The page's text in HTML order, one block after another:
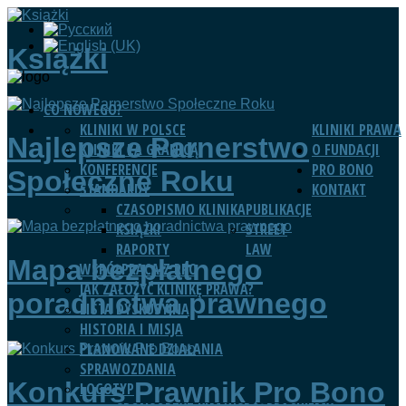
CO NOWEGO?
KLINIKI PRAWA
KLINIKI W POLSCE
KLINIKI ZA GRANICĄ
KONFERENCJE
STANDARDY
PUBLIKACJE
CZASOPISMO KLINIKA
KSIĄŻKI
RAPORTY
STREET
LAW
WSPÓŁPRACA Z RPO
JAK ZAŁOŻYĆ KLINIKĘ PRAWA?
LISTA DYSKUSYJNA
O FUNDACJI
HISTORIA I MISJA
PLANOWANE DZIAŁANIA
SPRAWOZDANIA
LOGOTYP
PRO BONO
KONTAKT
Książki
Najlepsze Parnerstwo
Społeczne Roku
Mapa bezpłatnego
poradnictwa prawnego
Konkurs Prawnik Pro Bono